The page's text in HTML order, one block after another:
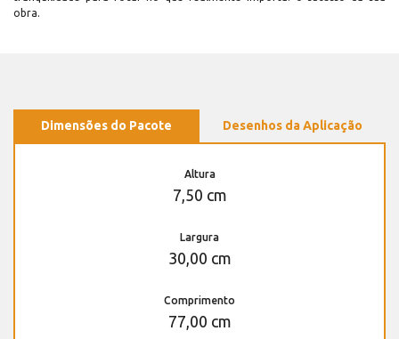
obra.
Dimensões do Pacote Desenhos da Aplicação
Altura
7,50 cm
Largura
30,00 cm
Comprimento
77,00 cm